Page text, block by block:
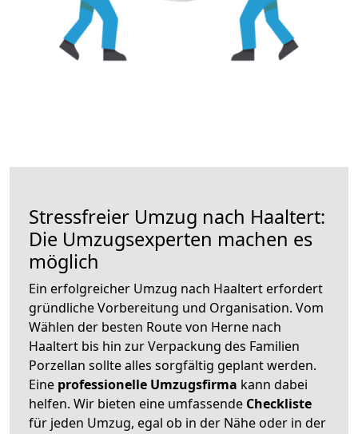
Stressfreier Umzug nach Haaltert:
Die Umzugsexperten machen es
möglich
Ein erfolgreicher Umzug nach Haaltert erfordert
gründliche Vorbereitung und Organisation. Vom
Wählen der besten Route von Herne nach
Haaltert bis hin zur Verpackung des Familien
Porzellan sollte alles sorgfältig geplant werden.
Eine professionelle Umzugsfirma kann dabei
helfen. Wir bieten eine umfassende Checkliste
für jeden Umzug, egal ob in der Nähe oder in der